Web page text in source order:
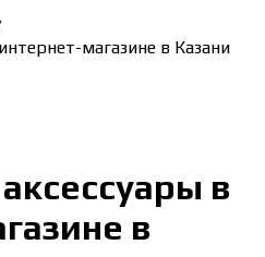
магазине в Казани
в
в